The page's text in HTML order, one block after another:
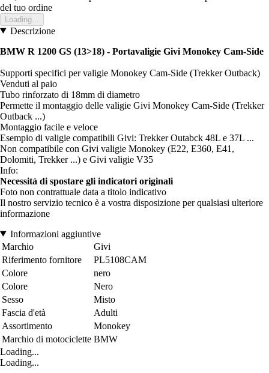
del tuo ordine
Loading...
Descrizione
BMW R 1200 GS (13>18) - Portavaligie Givi Monokey Cam-Side
Supporti specifici per valigie Monokey Cam-Side (Trekker Outback)
Venduti al paio
Tubo rinforzato di 18mm di diametro
Permette il montaggio delle valigie Givi Monokey Cam-Side (Trekker
Outback ...)
Montaggio facile e veloce
Esempio di valigie compatibili Givi: Trekker Outabck 48L e 37L ...
Non compatibile con Givi valigie Monokey (E22, E360, E41,
Dolomiti, Trekker ...) e Givi valigie V35
Info:
Necessità di spostare gli indicatori originali
Foto non contrattuale data a titolo indicativo
Il nostro servizio tecnico è a vostra disposizione per qualsiasi ulteriore
informazione
Informazioni aggiuntive
Marchio
Givi
Riferimento fornitore
PL5108CAM
Colore
nero
Colore
Nero
Sesso
Misto
Fascia d'età
Adulti
Assortimento
Monokey
Marchio di motociclette BMW
Loading...
Loading...